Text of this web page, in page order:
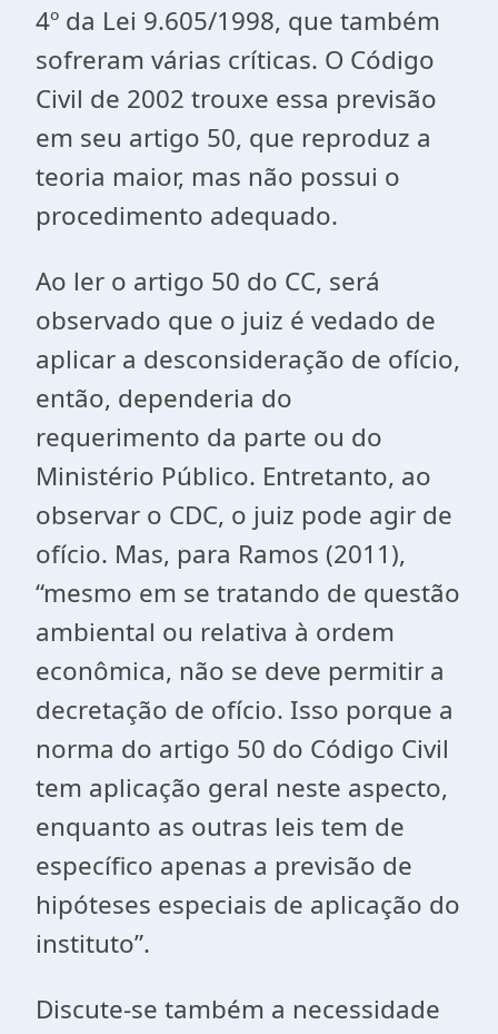
4º da Lei 9.605/1998, que também
sofreram várias críticas. O Código
Civil de 2002 trouxe essa previsão
em seu artigo 50, que reproduz a
teoria maior, mas não possui o
procedimento adequado.
Ao ler o artigo 50 do CC, será
observado que o juiz é vedado de
aplicar a desconsideração de ofício,
então, dependeria do
requerimento da parte ou do
Ministério Público. Entretanto, ao
observar o CDC, o juiz pode agir de
ofício. Mas, para Ramos (2011),
“mesmo em se tratando de questão
ambiental ou relativa à ordem
econômica, não se deve permitir a
decretação de ofício. Isso porque a
norma do artigo 50 do Código Civil
tem aplicação geral neste aspecto,
enquanto as outras leis tem de
específico apenas a previsão de
hipóteses especiais de aplicação do
instituto”.
Discute-se também a necessidade